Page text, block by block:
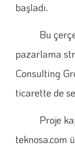
başladı.
Bu
pazarlama
Consulting
ticarette de
Proje
teknosa.com